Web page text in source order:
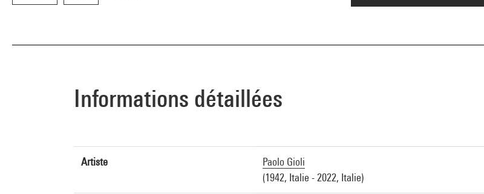
© Paolo Gioli
Diffusion image :GrandPalaisRmnPhoto
Informations détaillées
Artiste
Paolo Gioli
(1942, Italie - 2022, Italie)